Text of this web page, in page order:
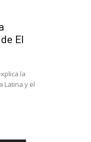
El
la
Latina y el